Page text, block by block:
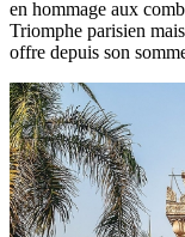
Visiter
Pha
That
Luang
Vous vous demandez
le symbole national le
un grand stupa doré